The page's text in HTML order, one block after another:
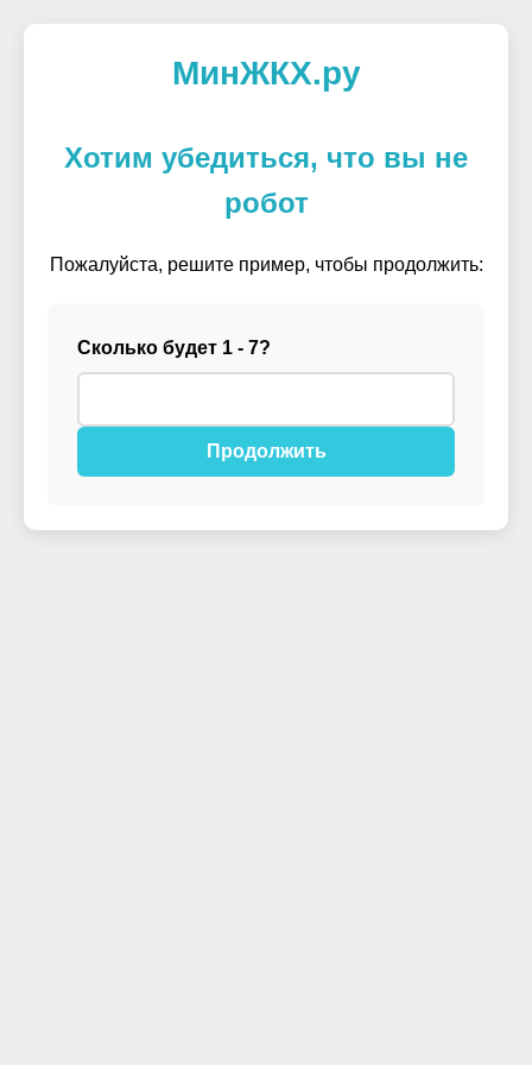
МинЖКХ.ру
Хотим убедиться, что вы не
робот
Пожалуйста, решите пример, чтобы продолжить:
Сколько будет 1 - 7?
Продолжить